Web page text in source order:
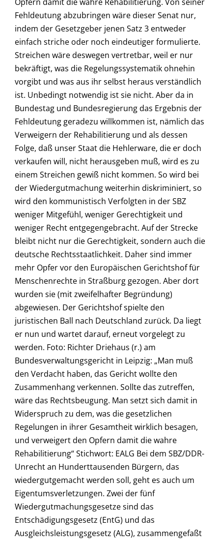
Fehldeutung abzubringen wäre dieser Senat nur,
indem der Gesetzgeber jenen Satz 3 entweder
einfach striche oder noch eindeutiger formulierte.
Streichen wäre deswegen vertretbar, weil er nur
bekräftigt, was die Regelungssystematik ohnehin
vorgibt und was aus ihr selbst heraus verständlich
ist. Unbedingt notwendig ist sie nicht. Aber da in
Bundestag und Bundesregierung das Ergebnis der
Fehldeutung geradezu willkommen ist, nämlich das
Verweigern der Rehabilitierung und als dessen
Folge, daß unser Staat die Hehlerware, die er doch
verkaufen will, nicht herausgeben muß, wird es zu
einem Streichen gewiß nicht kommen. So wird bei
der Wiedergutmachung weiterhin diskriminiert, so
wird den kommunistisch Verfolgten in der SBZ
weniger Mitgefühl, weniger Gerechtigkeit und
weniger Recht entgegengebracht. Auf der Strecke
bleibt nicht nur die Gerechtigkeit, sondern auch die
deutsche Rechtsstaatlichkeit. Daher sind immer
mehr Opfer vor den Europäischen Gerichtshof für
Menschenrechte in Straßburg gezogen. Aber dort
wurden sie (mit zweifelhafter Begründung)
abgewiesen. Der Gerichtshof spielte den
juristischen Ball nach Deutschland zurück. Da liegt
er nun und wartet darauf, erneut vorgelegt zu
werden. Foto: Richter Driehaus (r.) am
Bundesverwaltungsgericht in Leipzig: „Man muß
den Verdacht haben, das Gericht wollte den
Zusammenhang verkennen. Sollte das zutreffen,
wäre das Rechtsbeugung. Man setzt sich damit in
Widerspruch zu dem, was die gesetzlichen
Regelungen in ihrer Gesamtheit wirklich besagen,
und verweigert den Opfern damit die wahre
Rehabilitierung“ Stichwort: EALG Bei dem SBZ/DDR-
Unrecht an Hunderttausenden Bürgern, das
wiedergutgemacht werden soll, geht es auch um
Eigentumsverletzungen. Zwei der fünf
Wiedergutmachungsgesetze sind das
Entschädigungsgesetz (EntG) und das
Ausgleichsleistungsgesetz (ALG), zusammengefaßt